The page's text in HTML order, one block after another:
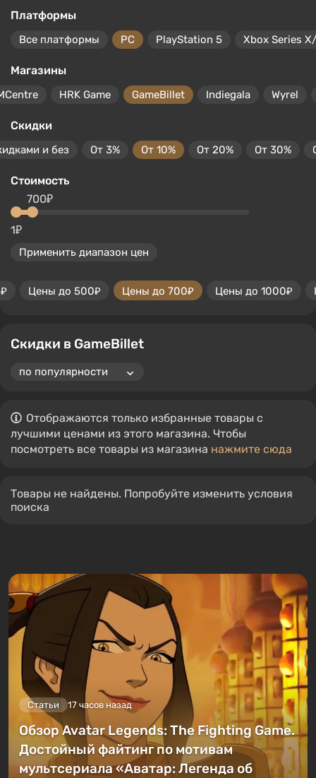
Платформы
Все платформы PC PlayStation 5 Xbox Series
Магазины
HRK Game GameBillet Indiegala Wyrel
Скидки
и без От 3% От 10% От 20% От 30%
Стоимость
1₽
700₽
Применить диапазон цен
Цены до 500₽ Цены до 700₽ Цены до 1000₽
Скидки в GameBillet
Отображаются только избранные товары с
лучшими ценами из этого магазина. Чтобы
посмотреть все товары из магазина нажмите сюда
Товары не найдены. Попробуйте изменить условия
поиска
Статьи 17 часов назад
Обзор Avatar Legends: The Fighting Game.
Достойный файтинг по мотивам
мультсериала «Аватар: Легенда об